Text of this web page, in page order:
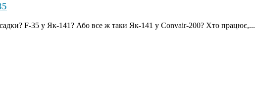
F-35 у Як-141? Або все ж таки Як-141 у Convair-200? Хто працює,...